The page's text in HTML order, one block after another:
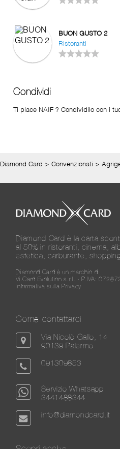
BUON GUSTO 2
Ristoranti
Condividi
Ti piace NAIF ? Condividilo con i
Diamond Card > Convenzionati >
Diamond Card è la carta
al 50% in ristoranti, cinema,
estetica, carburante,
Diamond Card è un marchio di
Vi.Card Evolution s.r.l. - P.IVA:
Informativa sulla Privacy
Come contattarci
Via Nicolò Gallo, 14
90139 Palermo
091309853
Servizio Whatsapp
3441488344
info@diamondcard.it